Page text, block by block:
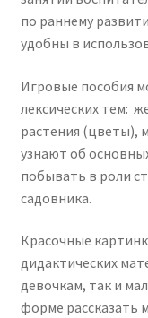
по раннему
удобны в
Игровые пособия
лексических тем:
растения (цветы),
узнают об
побывать в роли
садовника.
Красочные
дидактических
девочкам, так и
форме рассказать